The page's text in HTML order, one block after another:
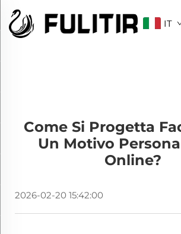
IT
Come Si Progetta
Un Motivo
Online?
2026-02-20 15:42:00